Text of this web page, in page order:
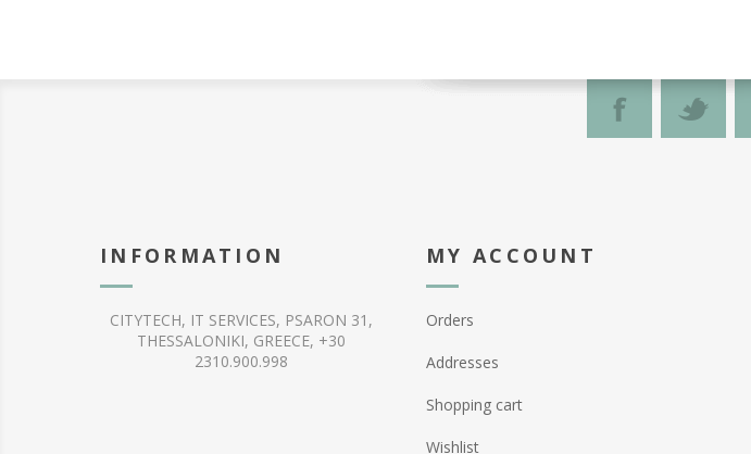
INFORMATION
CITYTECH, IT SERVICES, PSARON 31,
THESSALONIKI, GREECE, +30
2310.900.998
MY ACCOUNT
Orders
Addresses
Shopping cart
Wishlist